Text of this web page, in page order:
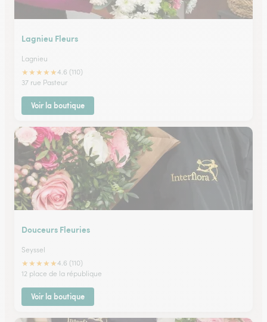
Lagnieu Fleurs
Lagnieu
★★★★★4.6 (110)
37 rue Pasteur
Voir la boutique
Douceurs Fleuries
Seyssel
★★★★★4.6 (110)
12 place de la république
Voir la boutique